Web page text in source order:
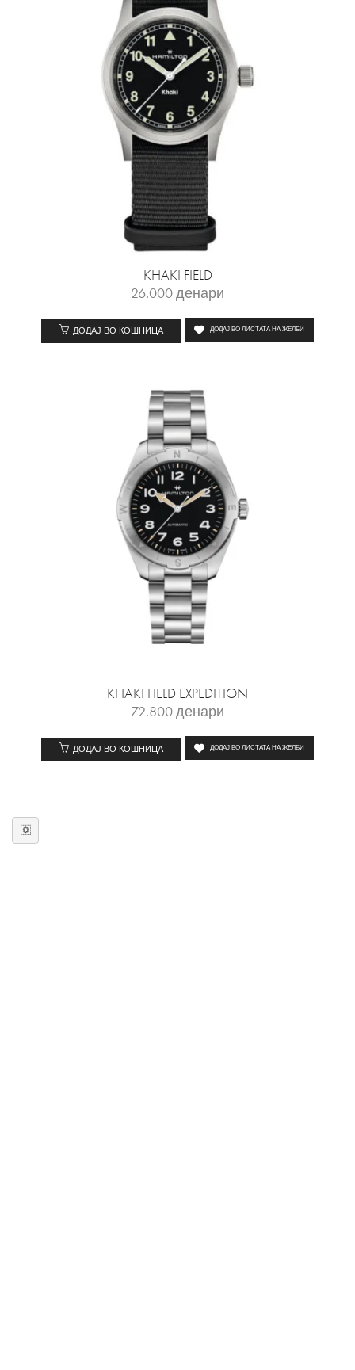
KHAKI FIELD
26.000денари
ДОДАЈ ВО КОШНИЦА ДОДАЈ ВО ЛИСТАТА НА ЖЕЛБИ
KHAKI FIELD EXPEDITION
72.800денари
ДОДАЈ ВО КОШНИЦА ДОДАЈ ВО ЛИСТАТА НА ЖЕЛБИ